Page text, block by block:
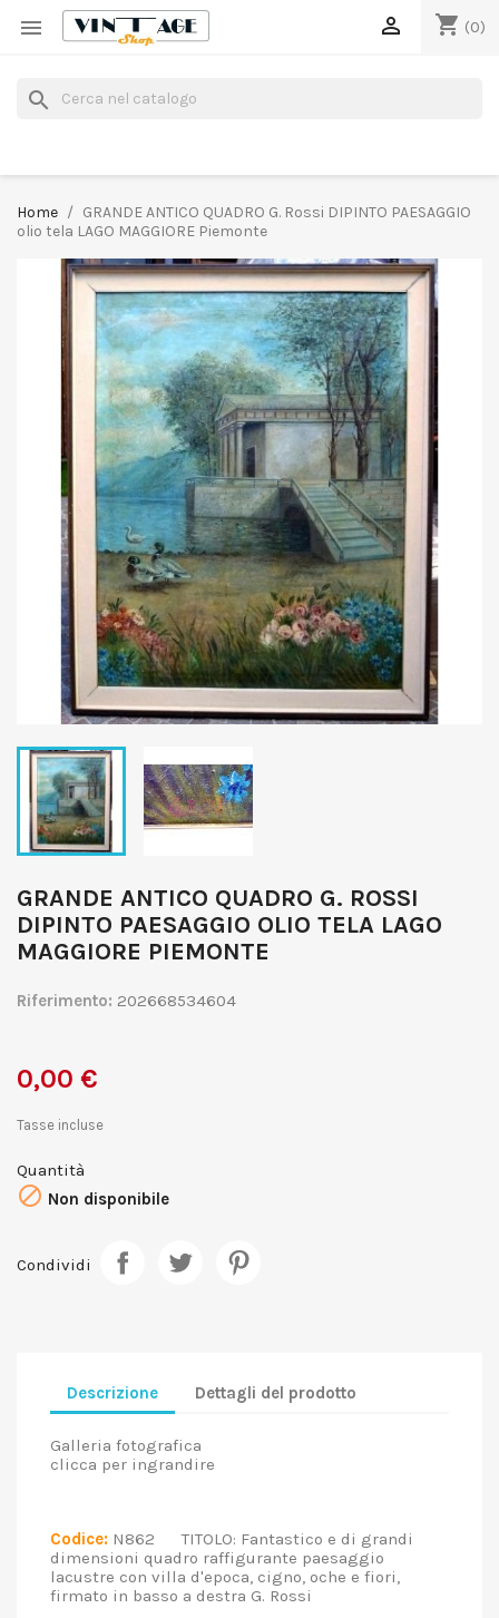
 shopping_cart (0)

search
Home
GRANDE ANTICO QUADRO G. Rossi DIPINTO PAESAGGIO
olio tela LAGO MAGGIORE Piemonte
GRANDE ANTICO QUADRO G. ROSSI
DIPINTO PAESAGGIO OLIO TELA LAGO
MAGGIORE PIEMONTE
Riferimento: 202668534604
0,00 €
Tasse incluse
Quantità
 Non disponibile
Condividi
Descrizione Dettagli del prodotto
Galleria fotografica
clicca per ingrandire
Codice: N862 TITOLO: Fantastico e di grandi
dimensioni quadro raffigurante paesaggio
lacustre con villa d'epoca, cigno, oche e fiori,
firmato in basso a destra G. Rossi